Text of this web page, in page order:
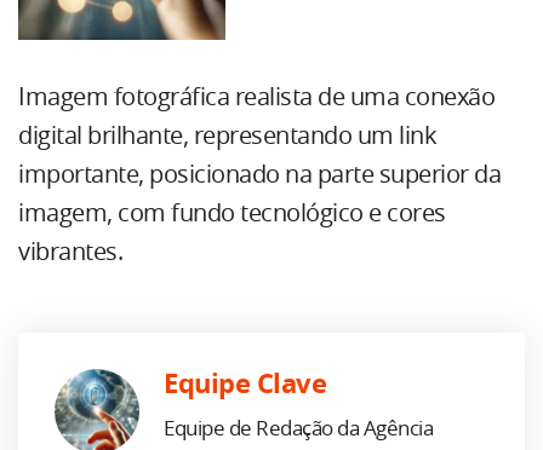
Imagem fotográfica realista de uma conexão
digital brilhante, representando um link
importante, posicionado na parte superior da
imagem, com fundo tecnológico e cores
vibrantes.
Equipe Clave
Equipe de Redação da Agência